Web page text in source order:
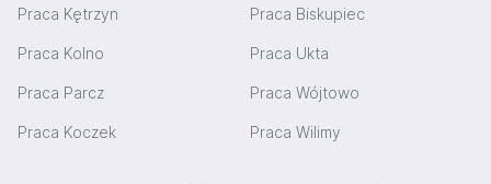
Praca Kętrzyn Praca Biskupiec
Praca Kolno Praca Ukta
Praca Parcz Praca Wójtowo
Praca Koczek Praca Wilimy